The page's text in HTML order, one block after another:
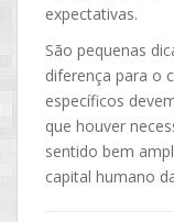
expectativas.
São pequenas
diferença para o
específicos
que houver
sentido bem
capital humano